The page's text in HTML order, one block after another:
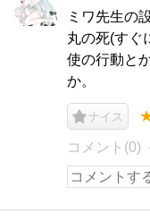
ミワ先生の
丸の死(すぐ
使の行動と
か。
ナイス
コメント(0)